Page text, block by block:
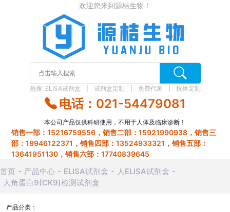
欢迎您来到源桔生物！
热搜: ELISA试剂盒 试剂盒定制 免费代测 抗体定制
电话：021-54479081
本公司产品仅供科研使用，不用于人体及临床诊断！
销售一部：15216759556，销售二部：15921990938，销售三
部：19946122371，销售四部：13524933321，销售五部：
13641951130，销售六部：17740839645
首页 产品中心 ELISA试剂盒
人ELISA试剂盒
人角蛋白9(CK9)检测试剂盒
产品分类：